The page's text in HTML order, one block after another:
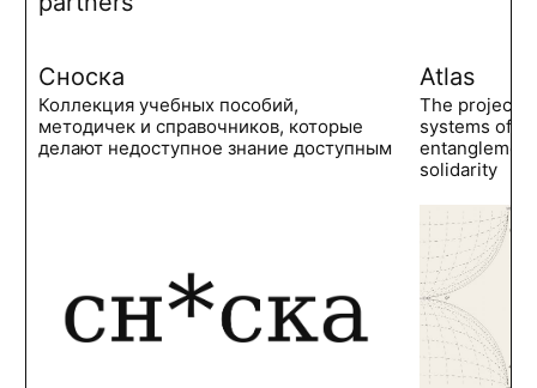
Сноска
Коллекция учебных пособий,
методичек и справочников, которые
делают недоступное знание доступным
Atlas
The project
systems of
solidarity